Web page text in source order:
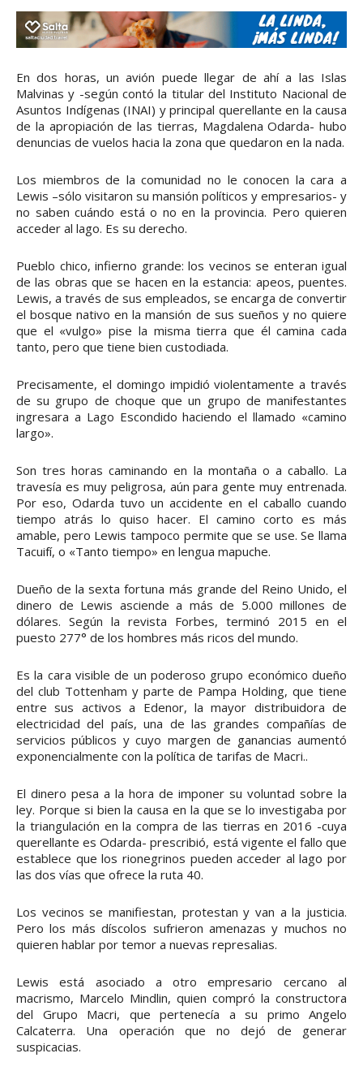
En dos horas, un avión puede llegar de ahí a las Islas
Malvinas y -según contó la titular del Instituto Nacional de
Asuntos Indígenas (INAI) y principal querellante en la causa
de la apropiación de las tierras, Magdalena Odarda- hubo
denuncias de vuelos hacia la zona que quedaron en la nada.
Los miembros de la comunidad no le conocen la cara a
Lewis –sólo visitaron su mansión políticos y empresarios- y
no saben cuándo está o no en la provincia. Pero quieren
acceder al lago. Es su derecho.
Pueblo chico, infierno grande: los vecinos se enteran igual
de las obras que se hacen en la estancia: apeos, puentes.
Lewis, a través de sus empleados, se encarga de convertir
el bosque nativo en la mansión de sus sueños y no quiere
que el «vulgo» pise la misma tierra que él camina cada
tanto, pero que tiene bien custodiada.
Precisamente, el domingo impidió violentamente a través
de su grupo de choque que un grupo de manifestantes
ingresara a Lago Escondido haciendo el llamado «camino
largo».
Son tres horas caminando en la montaña o a caballo. La
travesía es muy peligrosa, aún para gente muy entrenada.
Por eso, Odarda tuvo un accidente en el caballo cuando
tiempo atrás lo quiso hacer. El camino corto es más
amable, pero Lewis tampoco permite que se use. Se llama
Tacuifí, o «Tanto tiempo» en lengua mapuche.
Dueño de la sexta fortuna más grande del Reino Unido, el
dinero de Lewis asciende a más de 5.000 millones de
dólares. Según la revista Forbes, terminó 2015 en el
puesto 277° de los hombres más ricos del mundo.
Es la cara visible de un poderoso grupo económico dueño
del club Tottenham y parte de Pampa Holding, que tiene
entre sus activos a Edenor, la mayor distribuidora de
electricidad del país, una de las grandes compañías de
servicios públicos y cuyo margen de ganancias aumentó
exponencialmente con la política de tarifas de Macri..
El dinero pesa a la hora de imponer su voluntad sobre la
ley. Porque si bien la causa en la que se lo investigaba por
la triangulación en la compra de las tierras en 2016 -cuya
querellante es Odarda- prescribió, está vigente el fallo que
establece que los rionegrinos pueden acceder al lago por
las dos vías que ofrece la ruta 40.
Los vecinos se manifiestan, protestan y van a la justicia.
Pero los más díscolos sufrieron amenazas y muchos no
quieren hablar por temor a nuevas represalias.
Lewis está asociado a otro empresario cercano al
macrismo, Marcelo Mindlin, quien compró la constructora
del Grupo Macri, que pertenecía a su primo Angelo
Calcaterra. Una operación que no dejó de generar
suspicacias.